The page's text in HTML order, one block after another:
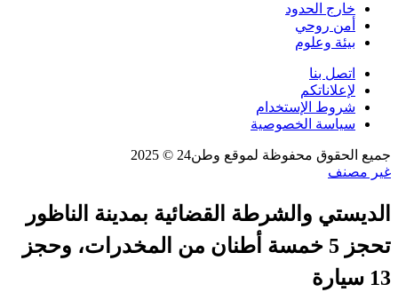
خارج الحدود
أمن روحي
بيئة وعلوم
اتصل بنا
لإعلاناتكم
شروط الإستخدام
سياسة الخصوصية
جميع الحقوق محفوظة لموقع وطن24 © 2025
غير مصنف
الديستي والشرطة القضائية بمدينة الناظور
تحجز 5 خمسة أطنان من المخدرات، وحجز
13 سيارة